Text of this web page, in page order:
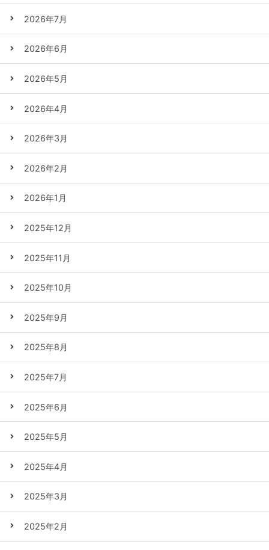
2026年7月
2026年6月
2026年5月
2026年4月
2026年3月
2026年2月
2026年1月
2025年12月
2025年11月
2025年10月
2025年9月
2025年8月
2025年7月
2025年6月
2025年5月
2025年4月
2025年3月
2025年2月